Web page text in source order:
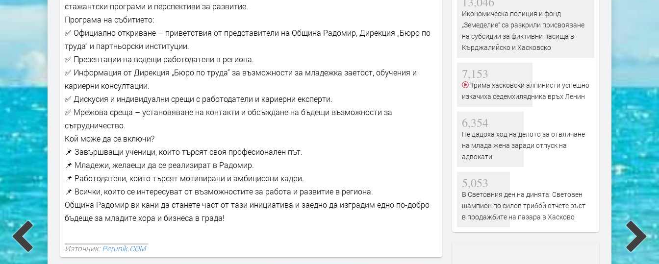
стажантски програми и перспективи за развитие.
Програма на събитието:
✅ Официално откриване – приветствия от представители на Община Радомир, Дирекция „Бюро по
труда“ и партньорски институции.
✅ Презентации на водещи работодатели в региона.
✅ Информация от Дирекция „Бюро по труда“ за възможности за младежка заетост, обучения и
кариерни консултации.
✅ Дискусия и индивидуални срещи с работодатели и кариерни експерти.
✅ Мрежова среща – установяване на контакти и обсъждане на бъдещи възможности за
сътрудничество.
Кой може да се включи?
📌 Завършващи ученици, които търсят своя професионален път.
📌 Младежи, желаещи да се реализират в Радомир.
📌 Работодатели, които търсят мотивирани и амбициозни кадри.
📌 Всички, които се интересуват от възможностите за работа и развитие в региона.
Община Радомир ви кани да станете част от тази инициатива и заедно да изградим едно по-добро
бъдеще за младите хора и бизнеса в града!
Източник:Perunik.COM
Икономическа полиция и фонд
„Земеделие“ са разкрили присвояване
на субсидии за фиктивни пасища в
Кърджалийско и Хасковско
7,153
Трима хасковски алпинисти успешно
изкачиха седемхилядника връх Ленин
6,354
Не дадоха ход на делото за отвличане
на млада жена заради отпуск на
адвокати
5,053
В Световния ден на динята: Световен
шампион по силов трибой отчете ръст
в продажбите на пазара в Хасково